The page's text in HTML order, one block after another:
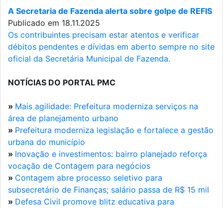
A Secretaria de Fazenda alerta sobre golpe de REFIS
Publicado em 18.11.2025
Os contribuintes precisam estar atentos e verificar
débitos pendentes e dívidas em aberto sempre no site
oficial da Secretária Municipal de Fazenda.
NOTÍCIAS DO PORTAL PMC
» Mais agilidade: Prefeitura moderniza serviços na
área de planejamento urbano
» Prefeitura moderniza legislação e fortalece a gestão
urbana do município
» Inovação e investimentos: bairro planejado reforça
vocação de Contagem para negócios
» Contagem abre processo seletivo para
subsecretário de Finanças; salário passa de R$ 15 mil
» Defesa Civil promove blitz educativa para